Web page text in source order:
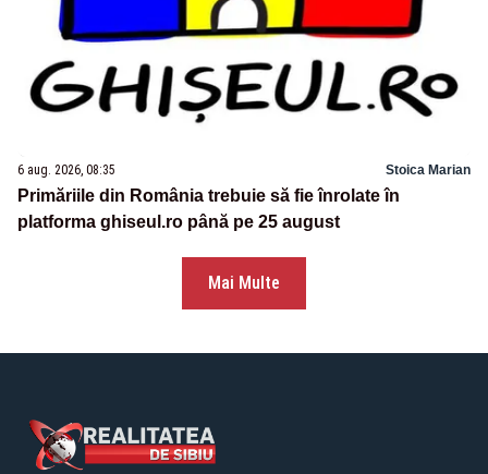
6 aug. 2026, 08:35 Stoica Marian
Primăriile din România trebuie să fie înrolate în
platforma ghiseul.ro până pe 25 august
Mai Multe